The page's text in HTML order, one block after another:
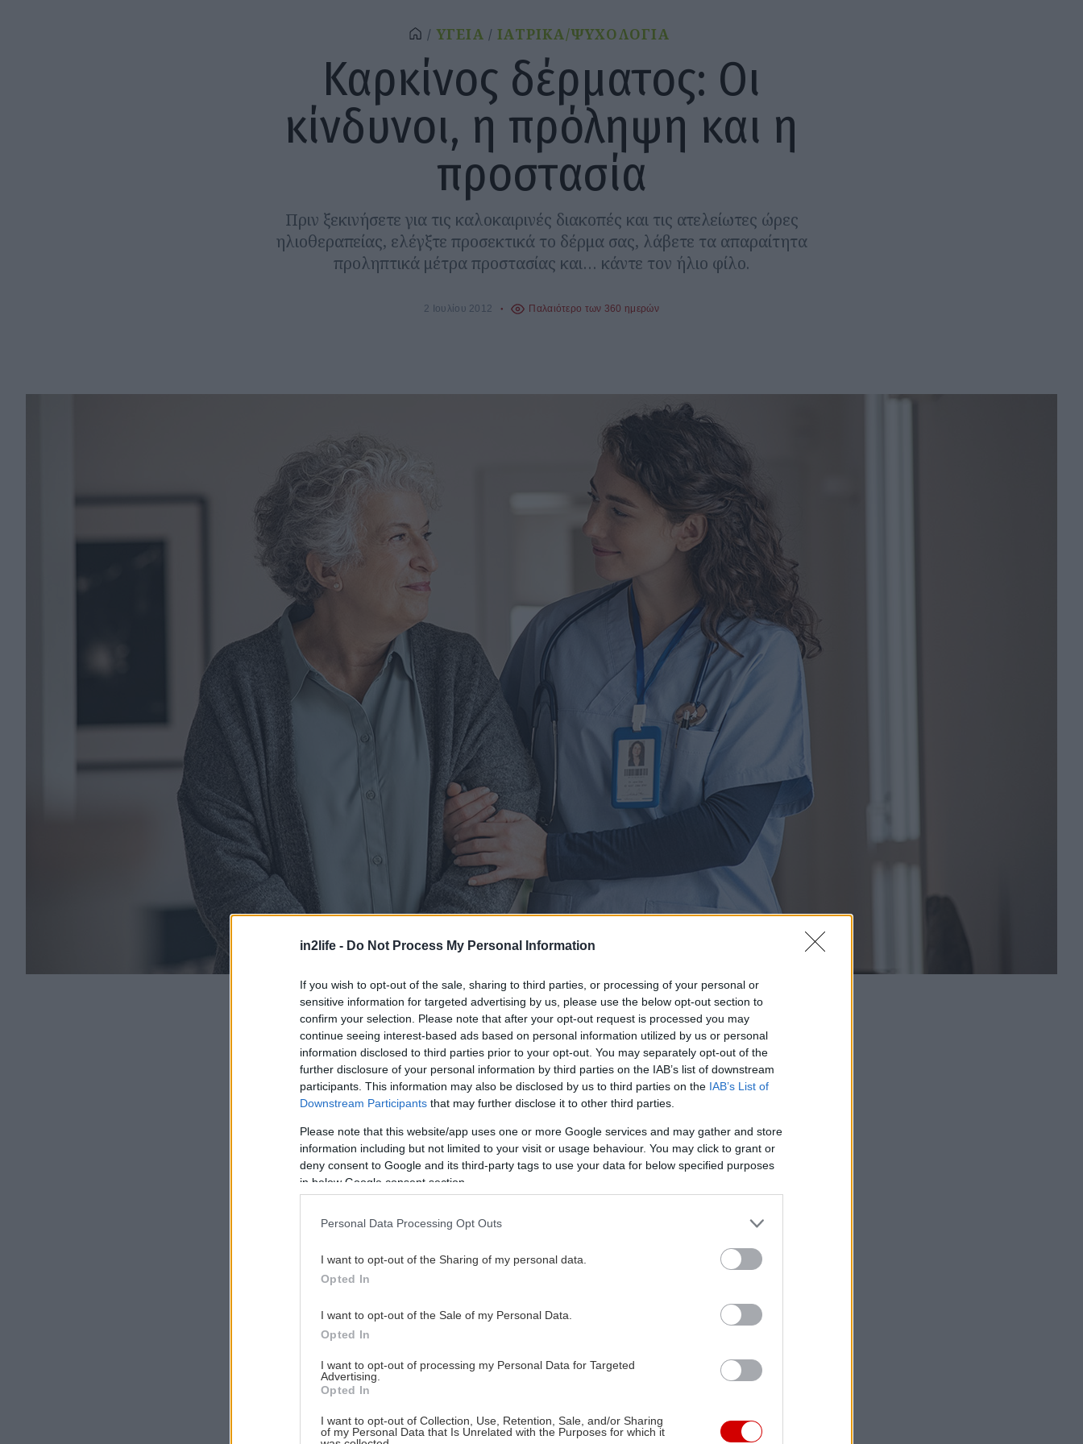
in2life - Do Not Process My Personal Information
If you wish to opt-out of the sale, sharing to third parties, or processing of your personal or
sensitive information for targeted advertising by us, please use the below opt-out section to
confirm your selection. Please note that after your opt-out request is processed you may
continue seeing interest-based ads based on personal information utilized by us or personal
information disclosed to third parties prior to your opt-out. You may separately opt-out of the
further disclosure of your personal information by third parties on the IAB’s list of downstream
participants. This information may also be disclosed by us to third parties on the IAB’s List of
Downstream Participants that may further disclose it to other third parties.
Please note that this website/app uses one or more Google services and may gather and store
information including but not limited to your visit or usage behaviour. You may click to grant or
deny consent to Google and its third-party tags to use your data for below specified purposes
in below Google consent section.
Personal Data Processing Opt Outs
I want to opt-out of the Sharing of my personal data.
Opted In
I want to opt-out of the Sale of my Personal Data.
Opted In
I want to opt-out of processing my Personal Data for Targeted
Advertising.
Opted In
I want to opt-out of Collection, Use, Retention, Sale, and/or Sharing
of my Personal Data that Is Unrelated with the Purposes for which it
ΥΓΕΙΑ ΙΑΤΡΙΚΑ/ΨΥΧΟΛΟΓΙΑ
Καρκίνος δέρματος: Οι
κίνδυνοι, η πρόληψη και η
προστασία
Πριν ξεκινήσετε για τις καλοκαιρινές διακοπές και τις ατελείωτες ώρες
ηλιοθεραπείας, ελέγξτε προσεκτικά το δέρμα σας, λάβετε τα απαραίτητα
προληπτικά μέτρα προστασίας και… κάντε τον ήλιο φίλο.
2 Ιουλίου 2012 Παλαιότερο των 360 ημερών